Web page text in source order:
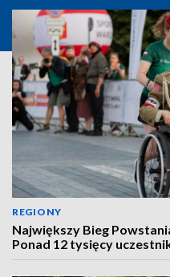
REGIONY
Największy Bieg
Ponad 12 tysięcy